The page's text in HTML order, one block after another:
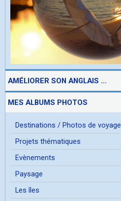
AMÉLIORER SON ANGLAIS ...
MES ALBUMS PHOTOS
Destinations / Photos de voyage
Projets thématiques
Evènements
Paysage
Les îles